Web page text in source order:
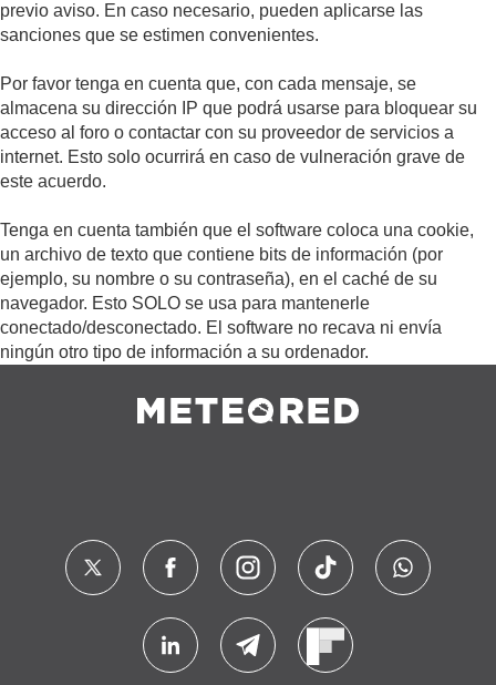
previo aviso. En caso necesario, pueden aplicarse las
sanciones que se estimen convenientes.
Por favor tenga en cuenta que, con cada mensaje, se
almacena su dirección IP que podrá usarse para bloquear su
acceso al foro o contactar con su proveedor de servicios a
internet. Esto solo ocurrirá en caso de vulneración grave de
este acuerdo.
Tenga en cuenta también que el software coloca una cookie,
un archivo de texto que contiene bits de información (por
ejemplo, su nombre o su contraseña), en el caché de su
navegador. Esto SOLO se usa para mantenerle
conectado/desconectado. El software no recava ni envía
ningún otro tipo de información a su ordenador.